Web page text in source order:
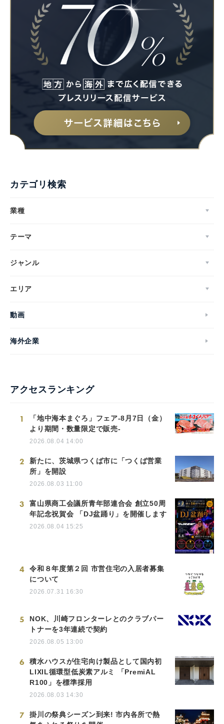
カテゴリ検索
業種
テーマ
ジャンル
エリア
動画
海外企業
アクセスランキング
1
「地中海本まぐろ」フェア-8月7日（金）
より期間・数量限定で販売-
2026.08.04 14:00
2
新たに、茨城県つくば市に「つくば営業
所」を開設
2026.08.03 11:00
3
富山県商工会議所青年部連合会 創立50周
年記念祝賀会 「DJ盆踊り」を開催します
2026.08.04 15:25
4
令和８年度第２回 市営住宅の入居者募集
について
2026.07.31 16:30
5
NOK、川崎フロンターレとのクラブパー
トナーを3年連続で契約
2026.08.05 13:00
6
積水ハウスが住宅向け製品として国内初
LIXIL循環型低炭素アルミ 「PremiAL
R100」を標準採用
2026.08.03 14:30
7
掛川の祭典シーズン到来! 市内各所で熱
Japanese
English